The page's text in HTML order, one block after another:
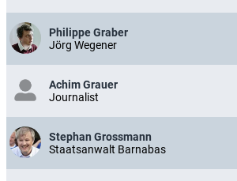
Philippe Graber
Jörg Wegener
Achim Grauer
Journalist
Stephan Grossmann
Staatsanwalt Barnabas